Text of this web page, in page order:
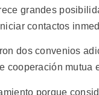
grandes
contactos
dos convenios
cooperación mutua
porque